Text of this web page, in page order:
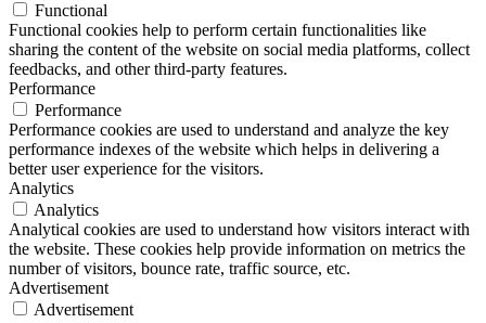
Functional
Functional cookies help to perform certain functionalities like
sharing the content of the website on social media platforms, collect
feedbacks, and other third-party features.
Performance
Performance
Performance cookies are used to understand and analyze the key
performance indexes of the website which helps in delivering a
better user experience for the visitors.
Analytics
Analytics
Analytical cookies are used to understand how visitors interact with
the website. These cookies help provide information on metrics the
number of visitors, bounce rate, traffic source, etc.
Advertisement
Advertisement